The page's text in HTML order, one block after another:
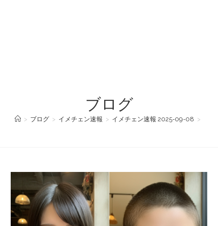
ブログ
> ブログ > イメチェン速報 > イメチェン速報 2025-09-08 >